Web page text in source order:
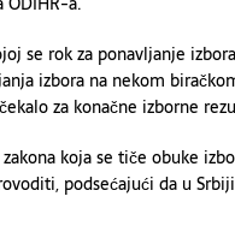
se rok za ponavljanje
izbora na nekom
za konačne izborne
koja se tiče obuke
podsećajući da u